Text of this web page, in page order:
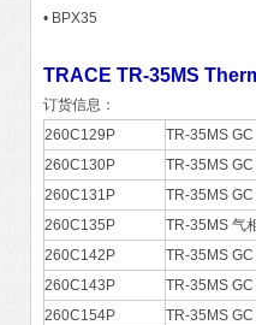
• BPX35
TRACE TR-35MS
订货信息：
260C129P
TR-35MS
260C130P
TR-35MS
260C131P
TR-35MS
260C135P
TR-35MS 气
260C142P
TR-35MS
260C143P
TR-35MS
260C154P
TR-35MS